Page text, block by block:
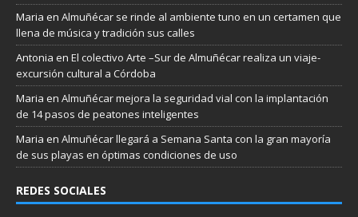
Maria en Almuñécar se rinde al ambiente tuno en un certamen que
llena de música y tradición sus calles
Antonia en El colectivo Arte –Sur de Almuñécar realiza un viaje-
excursión cultural a Córdoba
Maria en Almuñécar mejora la seguridad vial con la implantación
de 14 pasos de peatones inteligentes
Maria en Almuñécar llegará a Semana Santa con la gran mayoría
de sus playas en óptimas condiciones de uso
REDES SOCIALES